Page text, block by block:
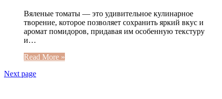
Вяленые томаты — это удивительное кулинарное
творение, которое позволяет сохранить яркий вкус и
аромат помидоров, придавая им особенную текстуру
и…
Read More »
Next page